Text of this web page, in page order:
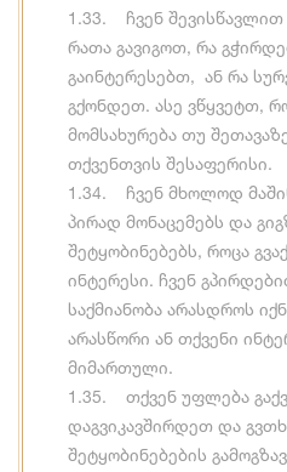
1.33. ჩვენ შევისწავლით
რათა გავიგოთ, რა
გაინტერესებთ, ან რა
გქონდეთ. ასე ვწყვეტთ,
მომსახურება თუ
თქვენთვის შესაფერისი.
1.34. ჩვენ მხოლოდ
პირად მონაცემებს და
შეტყობინებებს, როცა
ინტერესი. ჩვენ
საქმიანობა არასდროს
არასწორი ან თქვენი
მიმართული.
1.35. თქვენ უფლება
დაგვიკავშირდეთ და
შეტყობინებების